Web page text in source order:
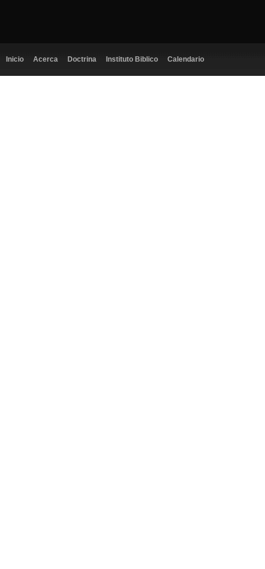
Inicio Acerca Doctrina Instituto Biblico Calendario